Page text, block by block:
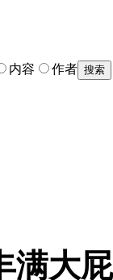
内容 作者
满大